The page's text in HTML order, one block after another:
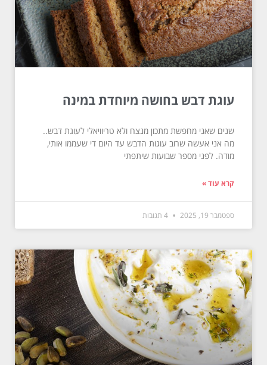
עוגת דבש בחושה מיוחדת במינה
שנים שאני מחפשת מתכון מנצח ולא טריוויאלי לעוגת דבש..
מה אני אעשה שרוב עוגות הדבש עד היום די שעממו אותי,
מודה. לפני מספר שבועות שיתפתי
קרא עוד »
ספטמבר 19, 2025